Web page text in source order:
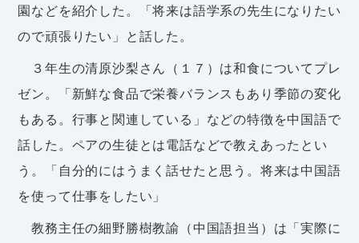
園などを紹介した。「将来は語学系の先生になりたい
ので頑張りたい」と話した。
３年生の清原沙梨さん（１７）は和食についてプレ
ゼン。「新鮮な食品で栄養バランスもあり季節の変化
もある。行事と関連している」などの特徴を中国語で
話した。ペアの生徒とは電話などで教えあったとい
う。「自分的にはうまく話せたと思う。将来は中国語
を使って仕事をしたい」
教務主任の細野勝樹教諭（中国語担当）は「実際に